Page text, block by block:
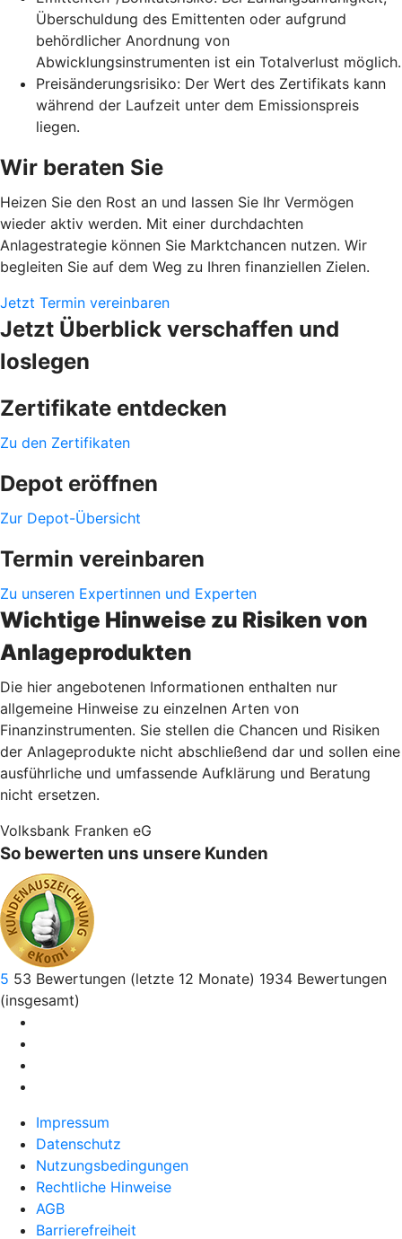
Überschuldung des Emittenten oder aufgrund
behördlicher Anordnung von
Abwicklungsinstrumenten ist ein Totalverlust möglich.
Preisänderungsrisiko: Der Wert des Zertifikats kann
während der Laufzeit unter dem Emissionspreis
liegen.
Wir beraten Sie
Heizen Sie den Rost an und lassen Sie Ihr Vermögen
wieder aktiv werden. Mit einer durchdachten
Anlagestrategie können Sie Marktchancen nutzen. Wir
begleiten Sie auf dem Weg zu Ihren finanziellen Zielen.
Jetzt Termin vereinbaren
Jetzt Überblick verschaffen und
loslegen
Zertifikate entdecken
Zu den Zertifikaten
Depot eröffnen
Zur Depot-Übersicht
Termin vereinbaren
Zu unseren Expertinnen und Experten
Wichtige Hinweise zu Risiken von
Anlageprodukten
Die hier angebotenen Informationen enthalten nur
allgemeine Hinweise zu einzelnen Arten von
Finanzinstrumenten. Sie stellen die Chancen und Risiken
der Anlageprodukte nicht abschließend dar und sollen eine
ausführliche und umfassende Aufklärung und Beratung
nicht ersetzen.
Volksbank Franken eG
So bewerten uns unsere Kunden
5 53 Bewertungen (letzte 12 Monate) 1934 Bewertungen
(insgesamt)
Impressum
Datenschutz
Nutzungsbedingungen
Rechtliche Hinweise
AGB
Barrierefreiheit